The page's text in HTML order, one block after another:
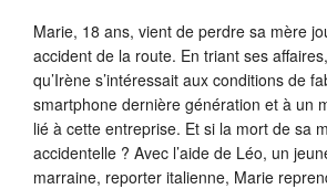
Marie, 18 ans, vient de perdre sa mère
accident de la route. En triant ses
qu’Irène s’intéressait aux conditions de
smartphone dernière génération et à un
lié à cette entreprise. Et si la mort de sa
accidentelle ? Avec l’aide de Léo, un
marraine, reporter italienne, Marie